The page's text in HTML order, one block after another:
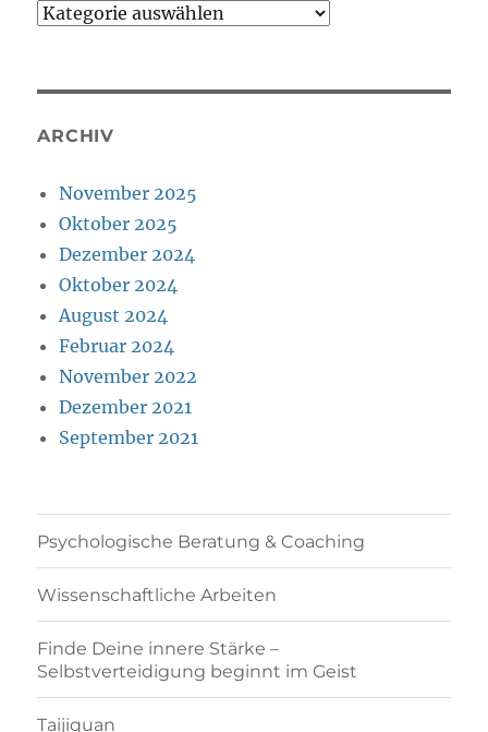
Kategorien
ARCHIV
November 2025
Oktober 2025
Dezember 2024
Oktober 2024
August 2024
Februar 2024
November 2022
Dezember 2021
September 2021
Psychologische Beratung & Coaching
Wissenschaftliche Arbeiten
Finde Deine innere Stärke –
Selbstverteidigung beginnt im Geist
Taijiquan